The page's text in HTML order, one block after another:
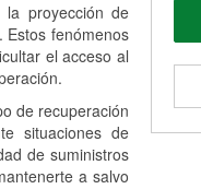
la proyección de
Estos fenómenos
el acceso al
de recuperación
situaciones de
de suministros
a salvo